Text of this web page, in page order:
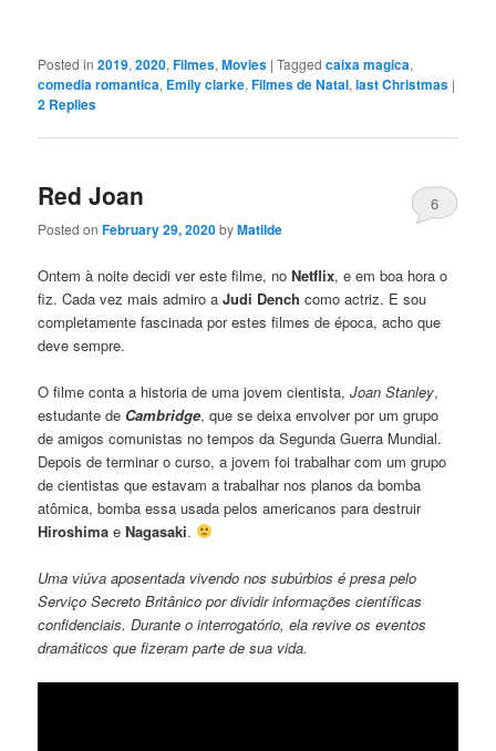
Posted in 2019,2020,Filmes,Movies |Tagged caixa magica,
comedia romantica, Emily clarke,Filmes de Natal,last Christmas |
2 Replies
Red Joan
Posted onFebruary 29, 2020byMatilde
6
Ontem à noite decidi ver este filme, noNetflix, e em boa hora o
fiz. Cada vez mais admiro aJudi Dench como actriz. E sou
completamente fascinada por estes filmes de época, acho que
deve sempre.
O filme conta a historia de uma jovem cientista, Joan Stanley,
estudante de Cambridge, que se deixa envolver por um grupo
de amigos comunistas no tempos da Segunda Guerra Mundial.
Depois de terminar o curso, a jovem foi trabalhar com um grupo
de cientistas que estavam a trabalhar nos planos da bomba
atômica, bomba essa usada pelos americanos para destruir
Hiroshima eNagasaki.
Uma viúva aposentada vivendo nos subúrbios é presa pelo
Serviço Secreto Britânico por dividir informações científicas
confidenciais. Durante o interrogatório, ela revive os eventos
dramáticos que fizeram parte de sua vida.